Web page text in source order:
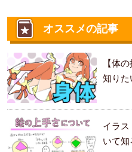
オススメの記事
【体
知りた
イラ
いて